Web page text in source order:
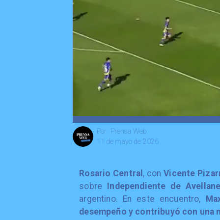
Prensa Web
Por
11 de mayo de 2026
Rosario Central , conVicente
sobre Independiente de
argentino. En este encuentro,
desempeño y contribuyó con una